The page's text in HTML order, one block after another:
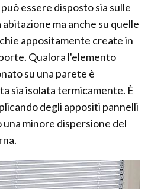
essere disposto sia sulle
ma anche su quelle
appositamente create in
Qualora l'elemento
su una parete è
sia isolata termicamente. È
degli appositi pannelli
minore dispersione del